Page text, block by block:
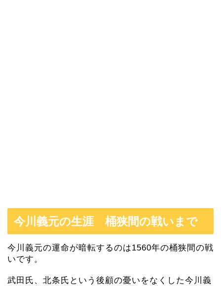
今川義元の生涯 桶狭間の戦いまで
今川義元の運命が暗転するのは1560年の桶狭間の戦
いです。
武田氏、北条氏という後顧の憂いをなくした今川義